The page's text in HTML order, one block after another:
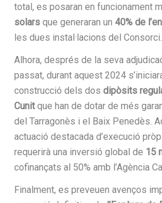
total, es posaran en funcionament
solars que generaran un 40% de
les dues instal·lacions del Consorci.
Alhora, després de la seva
passat, durant aquest 2024
construcció dels dos dipòsits
Cunitque han de dotar de més
del Tarragonès i el Baix Penedès.
actuació destacada d’execució
requerirà una inversió global de 15
cofinançats al 50% amb l’Agència
Finalment, es preveuen avenços